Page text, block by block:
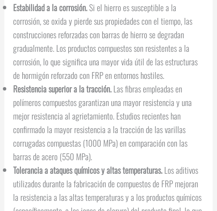
Estabilidad a la corrosión.Si el hierro es susceptible a la
corrosión, se oxida y pierde sus propiedades con el tiempo, las
construcciones reforzadas con barras de hierro se degradan
gradualmente. Los productos compuestos son resistentes a la
corrosión, lo que significa una mayor vida útil de las estructuras
de hormigón reforzado con FRP en entornos hostiles.
Resistencia superior a la tracción.Las fibras empleadas en
polímeros compuestos garantizan una mayor resistencia y una
mejor resistencia al agrietamiento. Estudios recientes han
confirmado la mayor resistencia a la tracción de las varillas
corrugadas compuestas (1000 MPa) en comparación con las
barras de acero (550 MPa).
Tolerancia a ataques químicos y altas temperaturas.Los aditivos
utilizados durante la fabricación de compuestos de FRP mejoran
la resistencia a las altas temperaturas y a los productos químicos